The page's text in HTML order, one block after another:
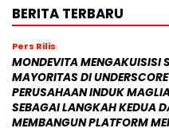
BERITA TERBARU
Pers Rilis
MONDEVITA MENGAKUISISI
MAYORITAS DI
PERUSAHAAN INDUK
SEBAGAI LANGKAH KEDUA
MEMBANGUN PLATFORM